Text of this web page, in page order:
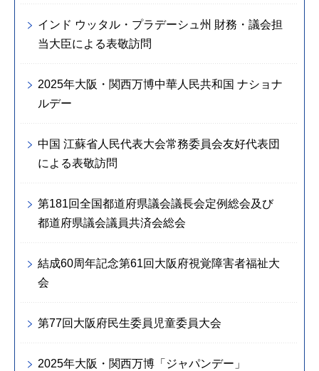
インド ウッタル・プラデーシュ州 財務・議会担
当大臣による表敬訪問
2025年大阪・関西万博中華人民共和国 ナショナ
ルデー
中国 江蘇省人民代表大会常務委員会友好代表団
による表敬訪問
第181回全国都道府県議会議長会定例総会及び
都道府県議会議員共済会総会
結成60周年記念第61回大阪府視覚障害者福祉大
会
第77回大阪府民生委員児童委員大会
2025年大阪・関西万博「ジャパンデー」